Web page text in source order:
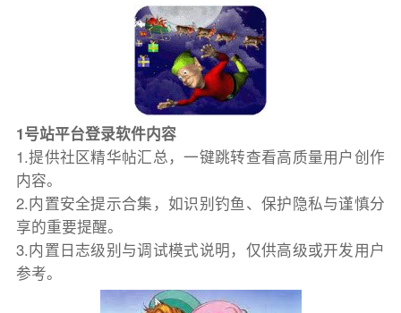
1号站平台登录软件内容
1.提供社区精华帖汇总，一键跳转查看高质量用户创作
内容。
2.内置安全提示合集，如识别钓鱼、保护隐私与谨慎分
享的重要提醒。
3.内置日志级别与调试模式说明，仅供高级或开发用户
参考。